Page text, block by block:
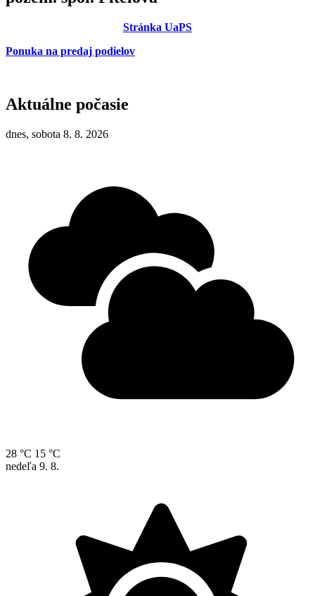
Stránka UaPS
Ponuka na predaj podielov
Aktuálne počasie
dnes, sobota 8. 8. 2026
28 °C 15 °C
nedeľa 9. 8.